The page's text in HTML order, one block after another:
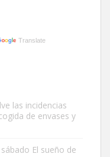
menos de un mes,
Translate
las incidencias
de envases y
El sueño de